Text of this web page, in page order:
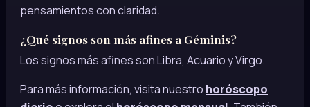
pensamientos con claridad.
¿Qué signos son más afines a Géminis?
Los signos más afines son Libra, Acuario y Virgo.
Para más información, visita nuestro horóscopo